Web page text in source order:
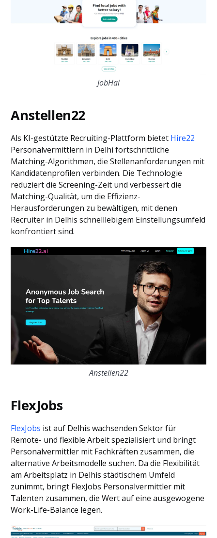
JobHai
Anstellen22
Als KI-gestützte Recruiting-Plattform bietet Hire22
Personalvermittlern in Delhi fortschrittliche
Matching-Algorithmen, die Stellenanforderungen mit
Kandidatenprofilen verbinden. Die Technologie
reduziert die Screening-Zeit und verbessert die
Matching-Qualität, um die Effizienz-
Herausforderungen zu bewältigen, mit denen
Recruiter in Delhis schnelllebigem Einstellungsumfeld
konfrontiert sind.
Anstellen22
FlexJobs
FlexJobs ist auf Delhis wachsenden Sektor für
Remote- und flexible Arbeit spezialisiert und bringt
Personalvermittler mit Fachkräften zusammen, die
alternative Arbeitsmodelle suchen. Da die Flexibilität
am Arbeitsplatz in Delhis städtischem Umfeld
zunimmt, bringt FlexJobs Personalvermittler mit
Talenten zusammen, die Wert auf eine ausgewogene
Work-Life-Balance legen.